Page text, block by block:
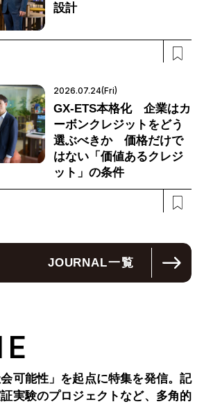
設計
2026.07.24(Fri)
GX-ETS本格化 企業はカ
ーボンクレジットをどう
選ぶべきか 価格だけで
はない「価値あるクレジ
ット」の条件
JOURNAL一覧
可能性」を起点に特集を発信。記
実験のプロジェクトなど、多角的